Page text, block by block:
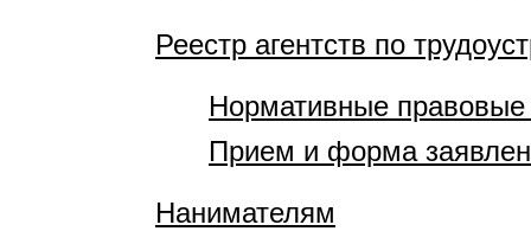
Реестр агентств по
Нормативные правовые
Прием и форма
Нанимателям